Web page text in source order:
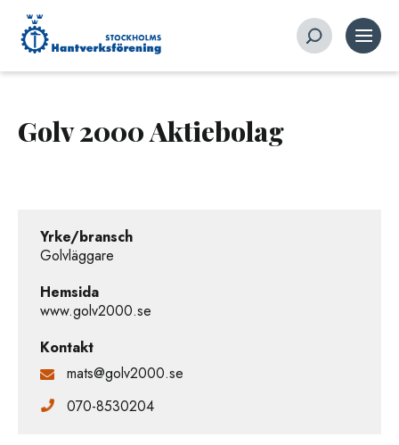
Golv 2000 Aktiebolag
Yrke/bransch
Golvläggare
Hemsida
www.golv2000.se
Kontakt
mats@golv2000.se
070-8530204